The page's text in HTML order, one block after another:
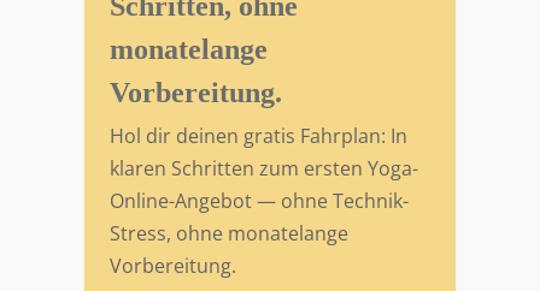
monatelange
Vorbereitung.
Hol dir deinen gratis Fahrplan: In
klaren Schritten zum ersten Yoga-
Online-Angebot — ohne Technik-
Stress, ohne monatelange
Vorbereitung.